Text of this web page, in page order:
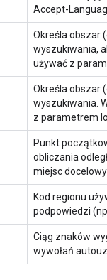
Accept-
Określa obszar
wyszukiwania,
używać z
Określa obszar
wyszukiwania.
z parametrem
Punkt
obliczania
miejsc
Kod regionu
podpowiedzi (np.
Ciąg znaków
wywołań